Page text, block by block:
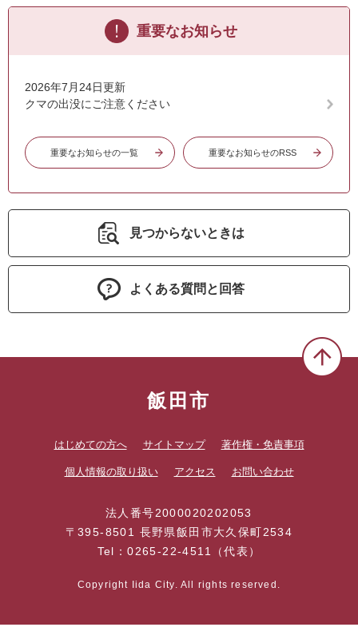
重要なお知らせ
2026年7月24日更新
クマの出没にご注意ください
重要なお知らせの一覧 重要なお知らせのRSS
見つからないときは
よくある質問と回答
飯田市
はじめての方へ サイトマップ 著作権・免責事項
個人情報の取り扱い アクセス お問い合わせ
法人番号2000020202053
〒395-8501 長野県飯田市大久保町2534
Tel：0265-22-4511（代表）
Copyright Iida City. All rights reserved.